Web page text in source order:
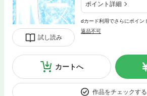
試し読み
ポイント詳細
dカード利用でさらにポイン
返品不可
カートへ
作品をチェックする